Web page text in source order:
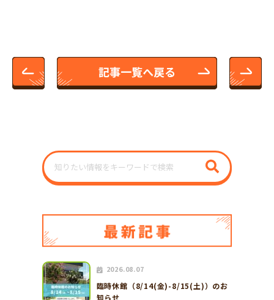
2026.08.07
臨時休館（8/14(金)-8/15(土)）のお
知らせ